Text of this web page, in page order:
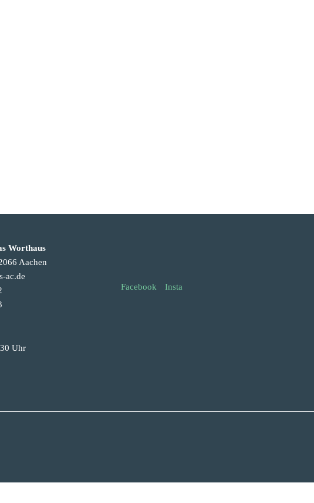
Worthaus
Aachen
ac.de
Uhr
Facebook Insta